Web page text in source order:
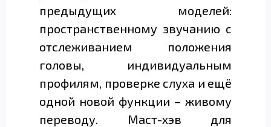
предыдущих моделей:
пространственному звучанию с
отслеживанием положения
головы, индивидуальным
профилям, проверке слуха и ещё
одной новой функции – живому
переводу. Маст-хэв для